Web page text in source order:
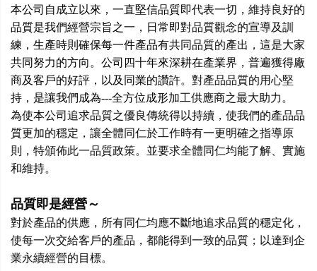
本公司自成立以來，一直堅信品質即代表一切，維持良好的
品質是我們經營宗旨之一，日常即對品質觀念的宣導及訓
練，生產時則確保每一件產品有共同品質的產出，這是大家
共同努力的方向。公司四十年來深耕在產業界，普遍獲得廠
商及客戶的好評，以及同業的讚許。對產品品質的用心堅
持，是讓我們成為---全方位成形加工供應商之最大助力。
為使本公司追求品質之優良傳統得以持續，使我們的產品品
質更加的穩定，讓全體同仁於工作時有一更明確之指導原
則，特頒佈此一品質政策。並要求全體同仁均能了解、實施
和維持。
品質即是經營～
對於產品的供應，所有同仁均應不斷地追求品質的穩定化，
使每一次交給客戶的產品，都能得到一致的品質；以達到企
業永續經營的目標。